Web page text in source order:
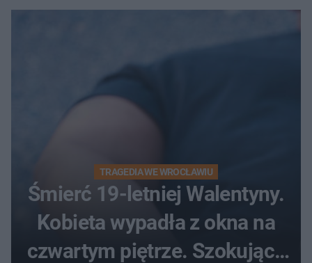
TRAGEDIA WE WROCŁAWIU
Śmierć 19-letniej Walentyny.
Kobieta wypadła z okna na
czwartym piętrze. Szokujące